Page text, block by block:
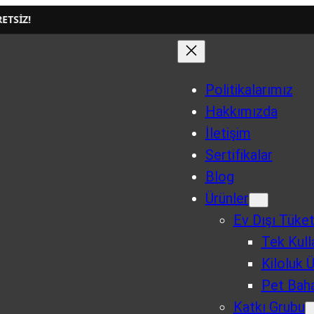
Politikalarımız
Hakkımızda
İletişim
Sertifikalar
Blog
Ürünler
Ev Dışı
Tek
Kiloluk
Pet
Katkı Grubu